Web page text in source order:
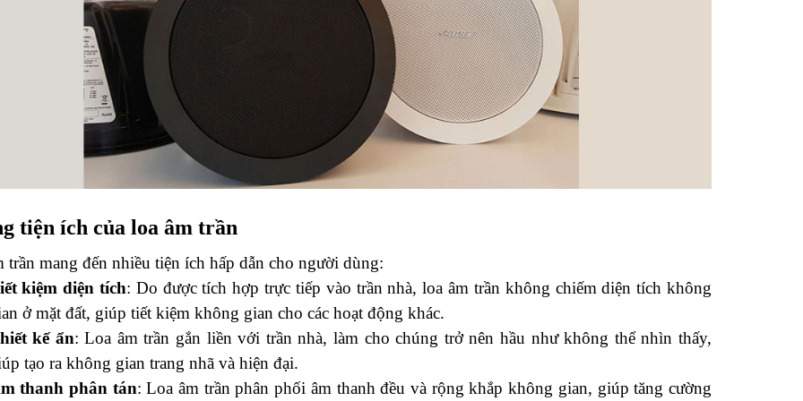
tiện ích của loa âm trần
trần mang đến nhiều tiện ích hấp dẫn cho người dùng:
kiệm diện tích: Do được tích hợp trực tiếp vào trần nhà, loa âm trần không chiếm diện tích không
ở mặt đất, giúp tiết kiệm không gian cho các hoạt động khác.
kế ẩn: Loa âm trần gắn liền với trần nhà, làm cho chúng trở nên hầu như không thể nhìn thấy,
tạo ra không gian trang nhã và hiện đại.
thanh phân tán: Loa âm trần phân phối âm thanh đều và rộng khắp không gian, giúp tăng cường